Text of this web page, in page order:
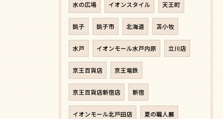
水の広場 イオンスタイル 天王町
銚子 銚子市 北海道 苫小牧
水戸 イオンモール水戸内原 立川店
京王百貨店 京王電鉄
京王百貨店新宿店 新宿
イオンモール北戸田店 夏の職人展